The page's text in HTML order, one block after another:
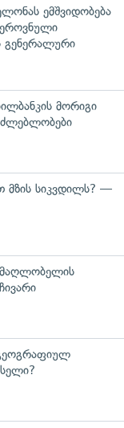
ემშვიდობება
გენერალური
მორიგი
მზის სიკვდილს? —
გეოგრაფიულ